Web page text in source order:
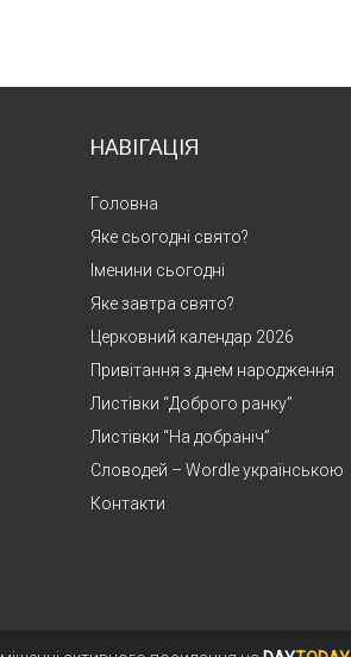
НАВІГАЦІЯ
Головна
Яке сьогодні свято?
Іменини сьогодні
Яке завтра свято?
Церковний календар 2026
Привітання з днем народження
Листівки “Доброго ранку”
Листівки “На добраніч”
Словодей – Wordle українською
Контакти